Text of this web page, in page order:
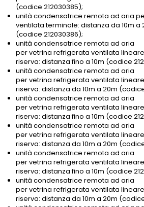
(codice 212030385);
unità condensatrice remota ad aria
ventilata terminale: distanza da 10m a
(codice 212030386);
unità condensatrice remota ad aria
per vetrina refrigerata ventilata
riserva: distanza fino a 10m (codice
unità condensatrice remota ad aria
per vetrina refrigerata ventilata
riserva: distanza da 10m a 20m
unità condensatrice remota ad aria
per vetrina refrigerata ventilata
riserva: distanza fino a 10m (codice
unità condensatrice remota ad aria
per vetrina refrigerata ventilata
riserva: distanza da 10m a 20m
unità condensatrice remota ad aria
per vetrina refrigerata ventilata
riserva: distanza fino a 10m (codice
unità condensatrice remota ad aria
per vetrina refrigerata ventilata
riserva: distanza da 10m a 20m